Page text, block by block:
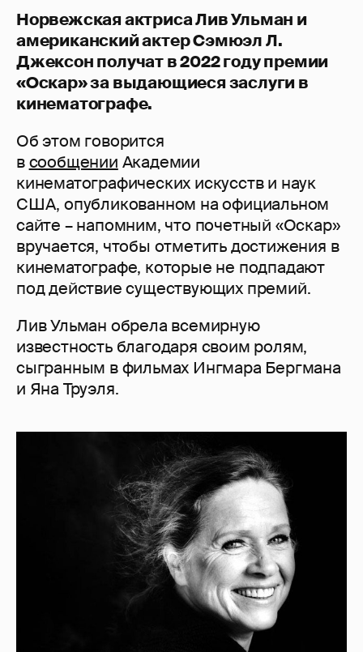
Норвежская актриса Лив Ульман и
американский актер Сэмюэл Л.
Джексон получат в 2022 году премии
«Оскар» за выдающиеся заслуги в
кинематографе.
Об этом говорится
всообщении Академии
кинематографических искусств и наук
США, опубликованном на официальном
сайте – напомним, что почетный «Оскар»
вручается, чтобы отметить достижения в
кинематографе, которые не подпадают
под действие существующих премий.
Лив Ульман обрела всемирную
известность благодаря своим ролям,
сыгранным в фильмах Ингмара Бергмана
и Яна Труэля.